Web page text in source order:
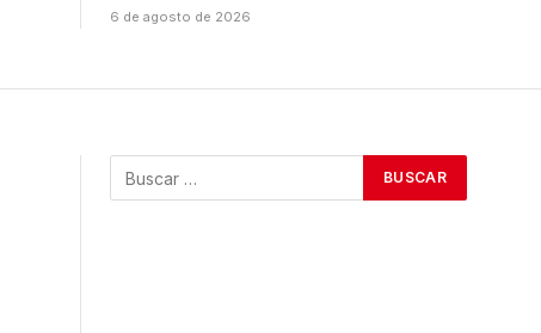
6 de agosto de 2026